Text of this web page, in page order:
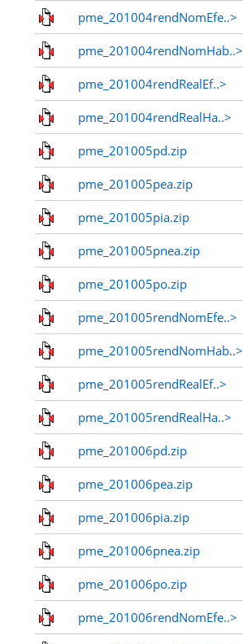
pme_201004rendNomEfe..>
pme_201004rendNomHab..>
pme_201004rendRealEf..>
pme_201004rendRealHa..>
pme_201005pd.zip
pme_201005pea.zip
pme_201005pia.zip
pme_201005pnea.zip
pme_201005po.zip
pme_201005rendNomEfe..>
pme_201005rendNomHab..>
pme_201005rendRealEf..>
pme_201005rendRealHa..>
pme_201006pd.zip
pme_201006pea.zip
pme_201006pia.zip
pme_201006pnea.zip
pme_201006po.zip
pme_201006rendNomEfe..>